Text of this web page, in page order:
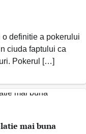
definitie a pokerului
ciuda faptului ca
Pokerul […]
mai buna